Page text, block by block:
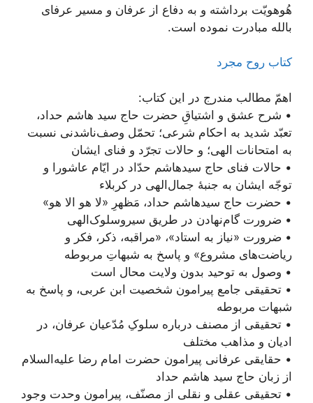
هُوهویّت برداشته و به دفاع از عرفان و مسیر عرفای
بالله مبادرت نموده است.
کتاب روح مجرد
اهمّ مطالب مندرج در این کتاب:
• شرح عشق و اشتیاقِ حضرت حاج سید هاشم حداد،
تعبّد شدید به احکام شرعی؛ تحمّل وصف‌ناشدنی نسبت
به امتحانات الهی؛ و حالات تجرّد و فنای ایشان
• حالات فنای حاج سیدهاشم حدّاد در ایّام عاشورا و
توجّه ایشان به جنبۀ جمال‌الهی در کربلاء
• حضرت حاج سیدهاشم حداد، مَظهرِ «لا هو الا هو»
• ضرورت گام‌نهادن در طریق سیروسلوک‌الهی
• ضرورت «نیاز به استاد»، «مراقبه، ذکر، فکر و
ریاضت‌های مشروع» و پاسخ به شبهاتِ مربوطه
• وصول به توحید بدون ولایت محال است
• تحقیقی جامع پیرامون شخصیت ابن عربی، و پاسخ به
شبهات مربوطه
• تحقیقی از مصنف درباره سلوکِ مُدّعیان عرفان، در
ادیان و مذاهب مختلف
• حقایقی عرفانی پیرامون حضرت امام رضا علیه‌السلام
از زبان حاج سید هاشم حداد
• تحقیقی عقلی و نقلی از مصنّف، پیرامون وحدت وجود